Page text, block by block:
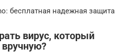
бесплатная надежная защита
вирус, который